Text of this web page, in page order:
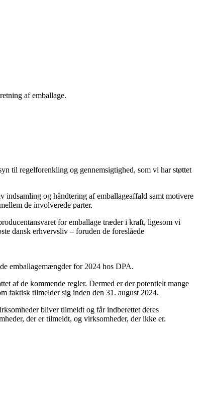
af emballage.
til regelforenkling og gennemsigtighed, som vi har støttet
indsamling og håndtering af emballageaffald samt motivere
de involverede parter.
for emballage træder i kraft, ligesom vi
dansk erhvervsliv – foruden de foreslåede
emballagemængder for 2024 hos DPA.
af de kommende regler. Dermed er der potentielt mange
faktisk tilmelder sig inden den 31. august 2024.
bliver tilmeldt og får indberettet deres
der er tilmeldt, og virksomheder, der ikke er.